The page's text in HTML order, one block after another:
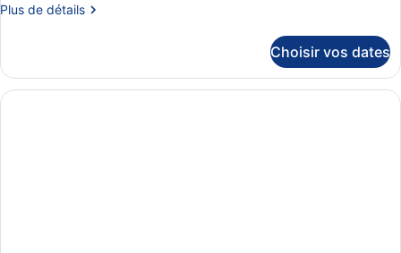
Plus de détails
Plus
le
type
de
Choisir vos dates